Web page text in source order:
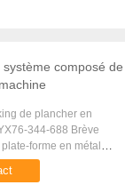
composé de
de plancher en
344-688 Brève
forme en métal
pour produire